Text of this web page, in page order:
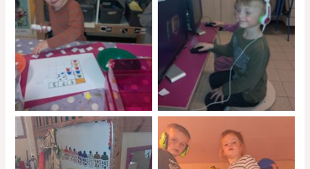
No Caption No Caption